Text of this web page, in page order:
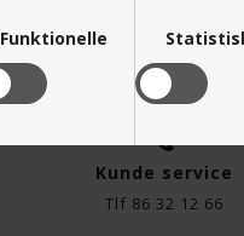
Funktionelle
Kunde service
Tlf 86 32 12 66